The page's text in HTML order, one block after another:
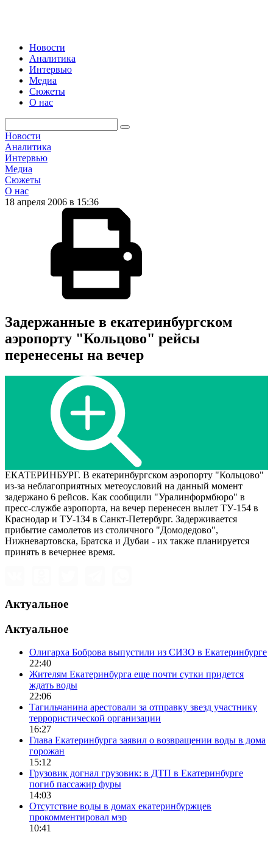
Новости
Аналитика
Интервью
Медиа
Сюжеты
О нас
Новости
Аналитика
Интервью
Медиа
Сюжеты
О нас
18 апреля 2006 в 15:36
Задержанные в екатеринбургском
аэропорту "Кольцово" рейсы
перенесены на вечер
ЕКАТЕРИНБУРГ. В екатеринбургском аэропорту "Кольцово"
из-за неблагоприятных метеоусловий на данный момент
задержано 6 рейсов. Как сообщили "Уралинформбюро" в
пресс-службе аэропорта, на вечер перенесен вылет ТУ-154 в
Краснодар и ТУ-134 в Санкт-Петербург. Задерживается
прибытие самолетов из столичного "Домодедово",
Нижневартовска, Братска и Дубаи - их также планируется
принять в вечернее время.
Актуальное
Актуальное
Олигарха Боброва выпустили из СИЗО в Екатеринбурге
22:40
Жителям Екатеринбурга еще почти сутки придется
ждать воды
22:06
Тагильчанина арестовали за отправку звезд участнику
террористической организации
16:27
Глава Екатеринбурга заявил о возвращении воды в дома
горожан
15:12
Грузовик догнал грузовик: в ДТП в Екатеринбурге
погиб пассажир фуры
14:03
Отсутствие воды в домах екатеринбуржцев
прокомментировал мэр
10:41